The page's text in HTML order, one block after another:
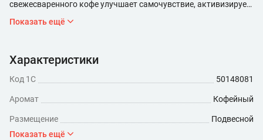
свежесваренного кофе улучшает самочувствие, активизирует
иммунную систему и стимулирует работу мозга, дает
Показать ещё
Характеристики
Код 1С 50148081
Аромат Кофейный
Размещение
Подвесной
Показать ещё